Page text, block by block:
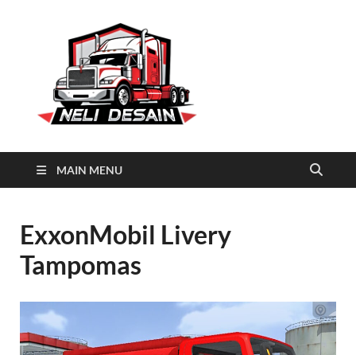
MAIN MENU
ExxonMobil Livery
Tampomas